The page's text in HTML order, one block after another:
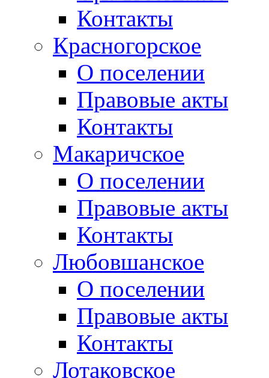
Контакты
Красногорское
О поселении
Правовые акты
Контакты
Макаричское
О поселении
Правовые акты
Контакты
Любовшанское
О поселении
Правовые акты
Контакты
Лотаковское